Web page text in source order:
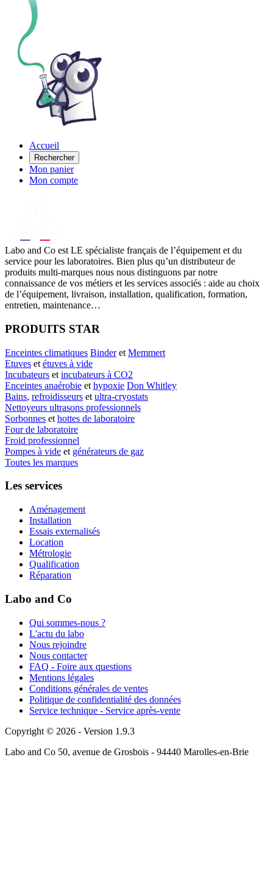
Accueil
Rechercher
Mon panier
Mon compte
Labo and Co est LE spécialiste français de l’équipement et du
service pour les laboratoires. Bien plus qu’un distributeur de
produits multi-marques nous nous distinguons par notre
connaissance de vos métiers et les services associés : aide au choix
de l’équipement, livraison, installation, qualification, formation,
entretien, maintenance…
PRODUITS STAR
Enceintes climatiques Binderet Memmert
Etuves et étuves à vide
Incubateurs et incubateurs à CO2
Enceintes anaérobie et hypoxie Don Whitley
Bains, refroidisseurs et ultra-cryostats
Nettoyeurs ultrasons professionnels
Sorbonnes et hottes de laboratoire
Four de laboratoire
Froid professionnel
Pompes à vide et générateurs de gaz
Toutes les marques
Les services
Aménagement
Installation
Essais externalisés
Location
Métrologie
Qualification
Réparation
Labo and Co
Qui sommes-nous ?
L'actu du labo
Nous rejoindre
Nous contacter
FAQ - Foire aux questions
Mentions légales
Conditions générales de ventes
Politique de confidentialité des données
Service technique - Service après-vente
Copyright © 2026 - Version 1.9.3
Labo and Co 50, avenue de Grosbois - 94440 Marolles-en-Brie